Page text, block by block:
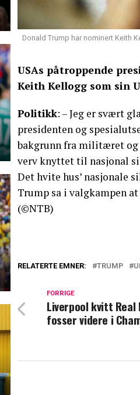
Donald Trump har nominert Keith
USAs påtroppende
Keith Kellogg som sin
Politikk: – Jeg er svært
presidenten og
bakgrunn fra militæret og
verv knyttet til nasjonal
Det hvite hus’ nasjonale
Trump sa i valgkampen
(©NTB)
RELATERTE EMNER: TRUMP
FORRIGE
Liverpool kvitt
fosser videre i